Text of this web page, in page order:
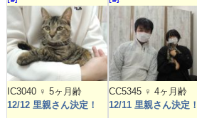
IC3040 ♀ 5ヶ月齢
12/12 里親さん決定！
CC5345 ♀ 4ヶ月齢
12/11 里親さん決定！